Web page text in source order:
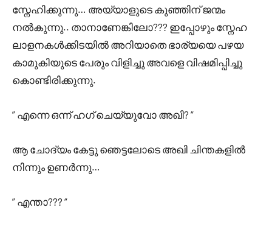
സ്നേഹിക്കുന്നു… അയ്യാളുടെ കുഞ്ഞിന് ജന്മം
നൽകുന്നു.. താനാണേങ്കിലോ??? ഇപ്പോഴും സ്നേഹ
ലാളനകൾക്കിടയിൽ അറിയാതെ ഭാര്യയെ പഴയ
കാമുകിയുടെ പേരും വിളിച്ചു അവളെ വിഷമിപ്പിച്ചു
കൊണ്ടിരിക്കുന്നു.
” എന്നെ ഒന്ന് ഹഗ് ചെയ്യുവോ അഖി? “
ആ ചോദ്യം കേട്ടു ഞെട്ടലോടെ അഖി ചിന്തകളിൽ
നിന്നും ഉണർന്നു…
” എന്താ??? “